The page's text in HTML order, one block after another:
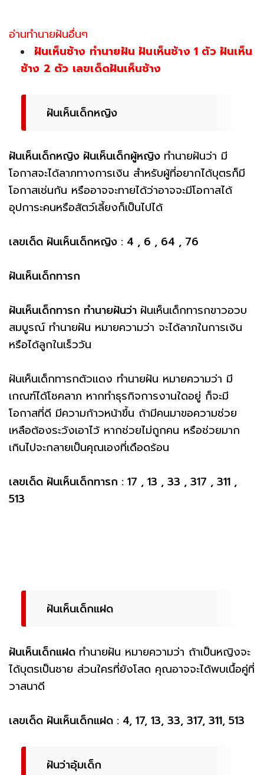
อ่านทำนายฝันอื่นๆ
ฝันเห็นช้าง ทำนายฝัน ฝันเห็นช้าง 1 ตัว ฝันเห็น
ช้าง 2 ตัว เลขเด็ดฝันเห็นช้าง
ฝันเห็นเด็กหญิง
ฝันเห็นเด็กหญิง ฝันเห็นเด็กผู้หญิง ทำนายฝันว่า มี
โอกาสจะได้ลาภทางการเงิน สำหรับผู้ที่อยากได้บุตรก็มี
โอกาสเช่นกัน หรืออาจจะทายได้ว่าอาจจะมีโอกาสได้
อุปการะคนหรือสัตว์เลี้ยงก็เป็นไปได้
เลขเด็ด ฝันเห็นเด็กหญิง : 4 , 6 , 64 , 76
ฝันเห็นเด็กทารก
ฝันเห็นเด็กทารก ทำนายฝันว่า ฝันเห็นเด็กทารกขาวอวบ
สมบูรณ์ ทำนายฝัน หมายความว่า จะได้ลาภในการเงิน
หรือได้ลูกในเร็ววัน
ฝันเห็นเด็กทารกตัวแดง ทำนายฝัน หมายความว่า มี
เกณฑ์ได้โชคลาภ หากทำธุรกิจการงานใดอยู่ ก็จะมี
โอกาสที่ดี มีความก้าวหน้าขึ้น ถ้ามีคนมาขอความช่วย
เหลือต้องระวังเอาไว้ หากช่วยไม่ถูกคน หรือช่วยมาก
เกินไปจะกลายเป็นคุณเองที่เดือดร้อน
เลขเด็ด ฝันเห็นเด็กทารก : 17 , 13 , 33 , 317 , 311 ,
513
ฝันเห็นเด็กแฝด
ฝันเห็นเด็กแฝด ทำนายฝัน หมายความว่า ถ้าเป็นหญิงจะ
ได้บุตรเป็นชาย ส่วนใครที่ยังโสด คุณอาจจะได้พบเนื้อคู่ที่
วาสนาดี
เลขเด็ด ฝันเห็นเด็กแฝด : 4, 17, 13, 33, 317, 311, 513
ฝันว่าอุ้มเด็ก